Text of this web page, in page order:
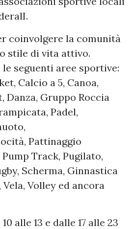
coinvolgere la comunità
stile di vita attivo.
seguenti aree sportive:
Calcio a 5, Canoa,
Danza, Gruppo Roccia
Padel,
Pattinaggio
Track, Pugilato,
Scherma, Ginnastica
Volley ed ancora
alle 13 e dalle 17 alle 23